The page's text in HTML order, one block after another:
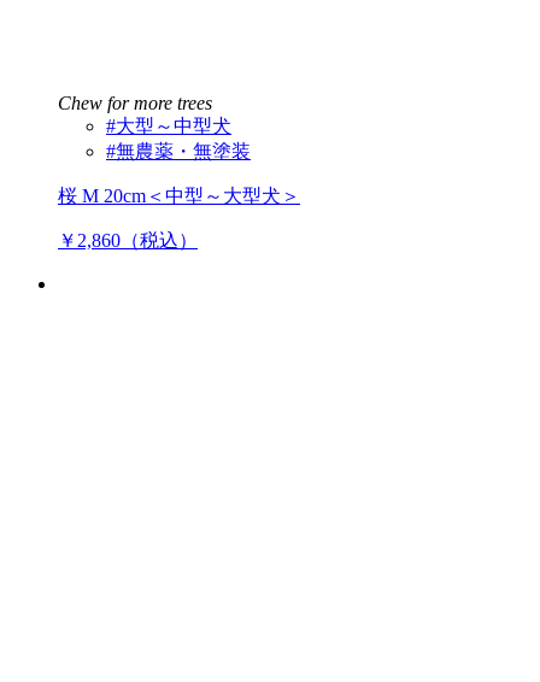
Chew for more trees
#大型～中型犬
#無農薬・無塗装
桜 M 20cm＜中型～大型犬＞
￥2,860（税込）